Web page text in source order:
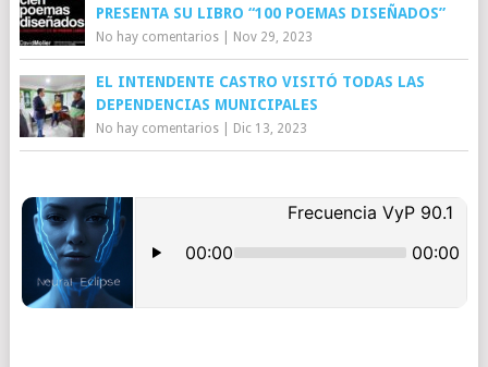
PRESENTA SU LIBRO “100 POEMAS DISEÑADOS”
No hay comentarios| Nov 29, 2023
EL INTENDENTE CASTRO VISITÓ TODAS LAS
DEPENDENCIAS MUNICIPALES
No hay comentarios| Dic 13, 2023